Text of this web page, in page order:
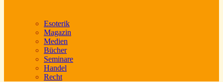
Esoterik
Magazin
Medien
Bücher
Seminare
Handel
Recht